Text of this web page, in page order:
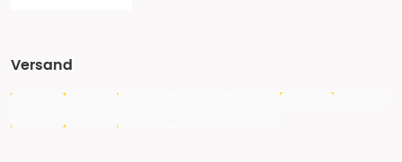
Versand